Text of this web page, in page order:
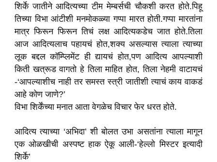
शिर्के जातीने आदित्यच्या टीम मेम्बर्सची चौकशी करत होते.पिहू
तिच्या विभा आंटीशी मनमोकळ्या गप्पा मारत होती.गप्पा मारतांना
मात्र फिरून फिरून तिचं लक्ष आदित्यकडेच जात होते.तिला
आज आदित्यलाच पहायचं होत,शक्य असल्यास त्याला त्याच्या
लूक बद्दल कॉम्प्लिमेंट ही द्यायचं होत,पण आदित्य आपल्याशी
किती खत्रूड वागतो हे तिला माहित होत, तिला नेहमी वाटायचं
-‘आपल्याशीच नाही तर समस्त स्त्री जातीशी त्याचं काय वाकडं
आहे कोण जाणे?’
विभा शिर्केंच्या मनात आता वेगळेच विचार फेर धरत होते.
आदित्य त्याच्या ‘अभिदा’ शी बोलत उभा असतांना त्याला मागून
एक ओळखीची अस्पष्ट हाक ऐकू आली-‘हेल्लो मिस्टर इत्यादी
शिर्के’